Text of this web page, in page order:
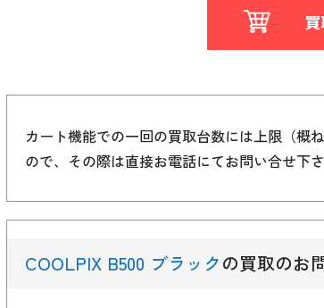
カート機能での一回の買取台数には上限（概
ので、その際は直接お電話にてお問い合せ下さ
COOLPIX B500 ブラックの買取のお